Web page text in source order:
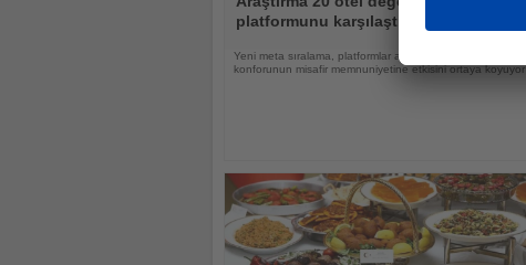
platformunu karşılaştırdı
Yeni meta sıralama, platformlar arasındaki farkları ve uyku
konforunun misafir memnuniyetine etkisini ortaya koyuyor